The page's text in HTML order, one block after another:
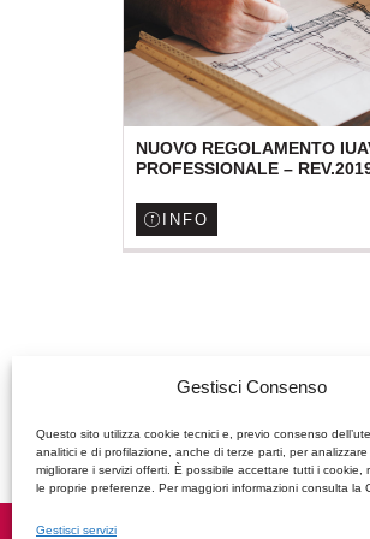
Gestisci Consenso
Questo sito utilizza cookie tecnici e, previo consenso
analitici e di profilazione, anche di terze parti, per analizzare
migliorare i servizi offerti. È possibile accettare tutti i cookie,
le proprie preferenze. Per maggiori informazioni consulta la
Gestisci servizi
NUOVO REGOLAMENTO
PROFESSIONALE –
INFO